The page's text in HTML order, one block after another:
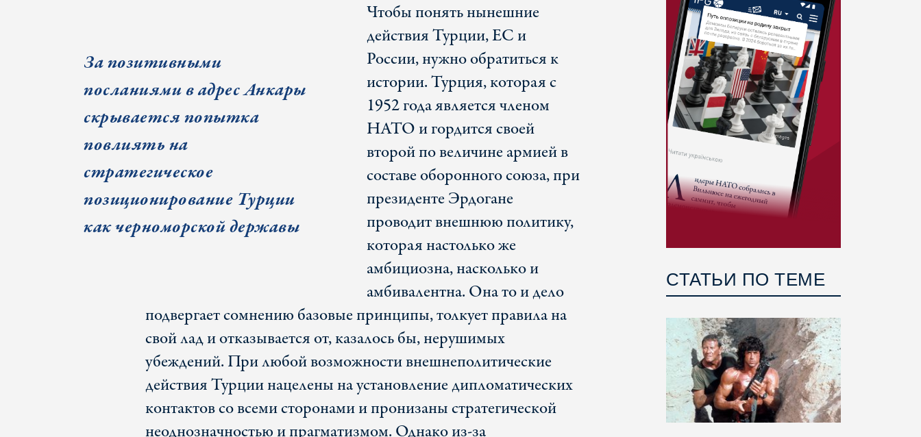
За позитивными
посланиями в адрес Анкары
скрывается попытка
повлиять на
стратегическое
позиционирование Турции
как черноморской державы
Чтобы понять нынешние
действия Турции, ЕС и
России, нужно обратиться к
истории. Турция, которая с
1952 года является членом
НАТО и гордится своей
второй по величине армией в
составе оборонного союза, при
президенте Эрдогане
проводит внешнюю политику,
которая настолько же
амбициозна, насколько и
амбивалентна. Она то и дело
подвергает сомнению базовые принципы, толкует правила на
свой лад и отказывается от, казалось бы, нерушимых
убеждений. При любой возможности внешнеполитические
действия Турции нацелены на установление дипломатических
контактов со всеми сторонами и пронизаны стратегической
неоднозначностью и прагматизмом. Однако из-за
СТАТЬИ ПО ТЕМЕ